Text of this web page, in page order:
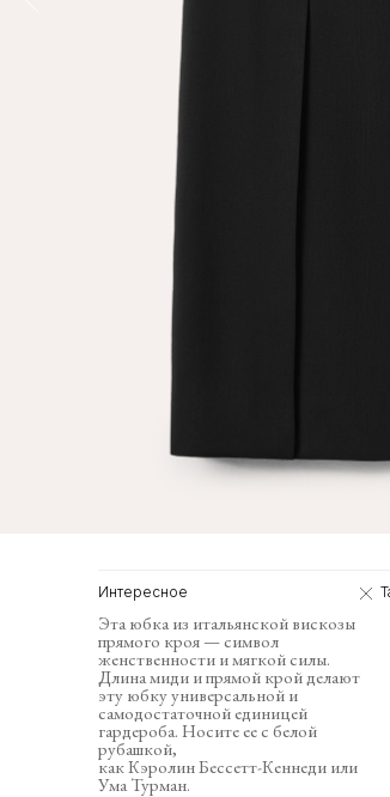
Интересное
Эта юбка из итальянской вискозы
прямого кроя — символ
женственности и мягкой силы.
Длина миди и прямой крой делают
эту юбку универсальной и
самодостаточной единицей
гардероба. Носите ее с белой
рубашкой,
как Кэролин Бессетт-Кеннеди или
Ума Турман.